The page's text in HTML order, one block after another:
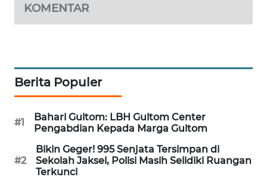
KOMENTAR
Berita Populer
#1
Bahari Gultom: LBH Gultom Center
Pengabdian Kepada Marga Gultom
#2
Bikin Geger! 995 Senjata Tersimpan di
Sekolah Jaksel, Polisi Masih Selidiki Ruangan
Terkunci
NET
WAHANA
UMKM
WAHANA
SELEB
WAHANA